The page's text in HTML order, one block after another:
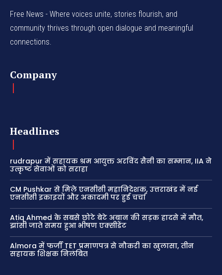
Free News - Where voices unite, stories flourish, and
community thrives through open dialogue and meaningful
connections.
Company
Headlines
rudrapur में सहायक श्रम आयुक्त अरविंद सैनी का सम्मान, IIA ने
उत्कृष्ट सेवाओं को सराहा
CM Pushkar से मिले एनसीसी महानिदेशक, उत्तराखंड में नई
एनसीसी इकाइयों और अकादमी पर हुई चर्चा
Atiq Ahmed के सबसे छोटे बेटे अबान की सड़क हादसे में मौत,
झांसी जाते समय हुआ भीषण एक्सीडेंट
Almora में फर्जी TET प्रमाणपत्र से नौकरी का खुलासा, तीन
सहायक शिक्षक निलंबित